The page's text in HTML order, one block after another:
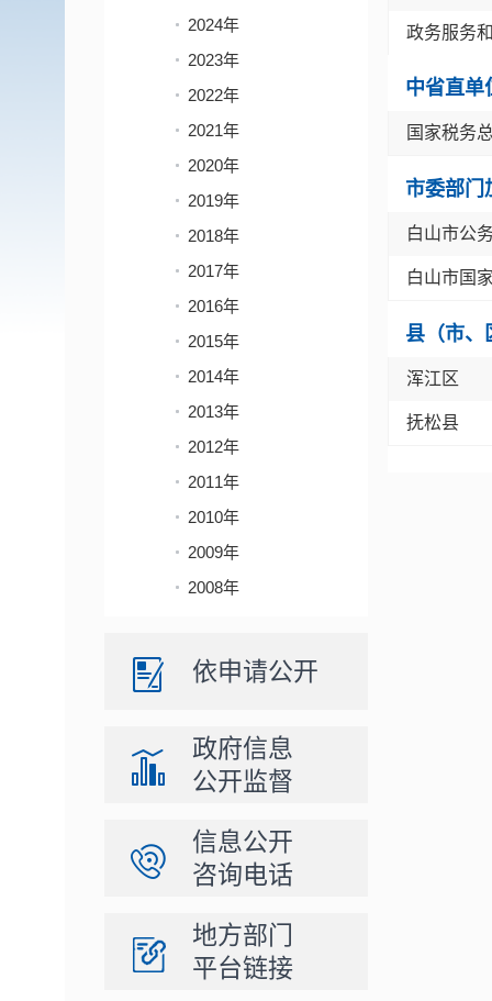
2024年
2023年
2022年
2021年
2020年
2019年
2018年
2017年
2016年
2015年
2014年
2013年
2012年
2011年
2010年
2009年
2008年
依申请公开
政府信息
公开监督
信息公开
咨询电话
地方部门
平台链接
政务服务
中省直单
国家税务
市委部门
白山市公
白山市国
县（市、
浑江区
抚松县